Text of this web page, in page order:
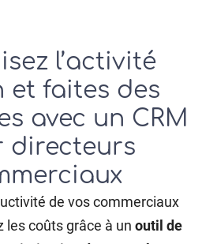
l’activité
et faites des
avec un CRM
directeurs
de vos commerciaux
les coûts grâce à unoutil de